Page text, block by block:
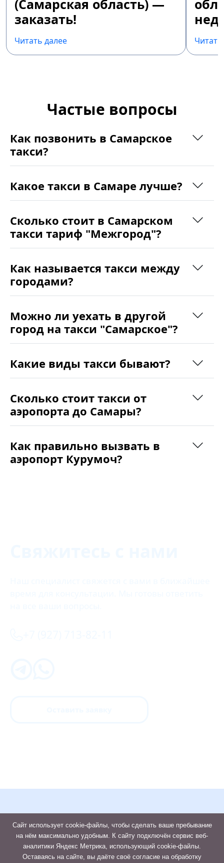
(Самарская область) —
заказать!
Читать далее
Частые вопросы
Как позвонить в Самарское
такси?
Какое такси в Самаре лучше?
Сколько стоит в Самарском
такси тариф "Межгород"?
Как называется такси между
городами?
Можно ли уехать в другой
город на такси "Самарское"?
Какие виды такси бывают?
Сколько стоит такси от
аэропорта до Самары?
Как правильно вызвать в
аэропорт Курумоч?
Сайт использует cookie-файлы, чтобы сделать ваше пребывание
на нём максимально удобным. К cайту подключён сервис веб-
аналитики Яндекс Метрика, использующий cookie-файлы.
Оставаясь на сайте, вы даёте своё согласие на обработку